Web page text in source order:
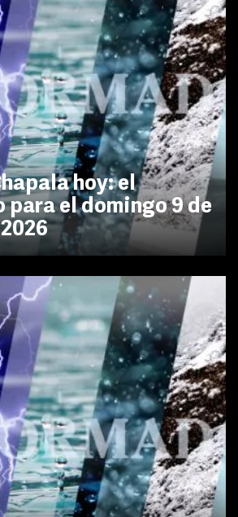
hoy: el
para el domingo 9 de